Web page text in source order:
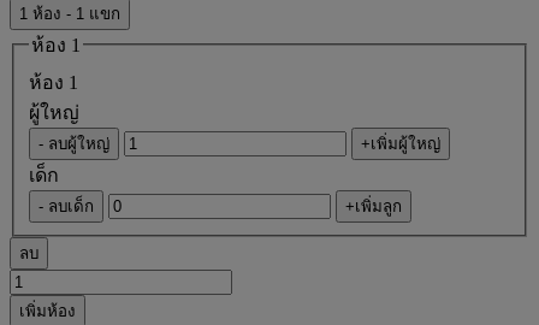
1 ห้อง - 1 แขก
ห้อง 1
ห้อง 1
ผู้ใหญ่
- ลบผู้ใหญ่ +เพิ่มผู้ใหญ่
เด็ก
- ลบเด็ก +เพิ่มลูก
ลบ
เพิ่มห้อง